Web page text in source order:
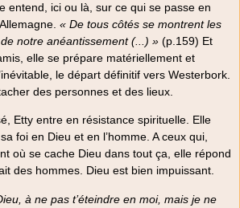
entend, ici ou là, sur ce qui se passe en
« De tous côtés se montrent les
notre anéantissement (...) » (p.159) Et
elle se prépare matériellement et
le départ définitif vers Westerbork.
des personnes et des lieux.
Etty entre en résistance spirituelle. Elle
foi en Dieu et en l’homme. A ceux qui,
où se cache Dieu dans tout ça, elle répond
des hommes. Dieu est bien impuissant.
à ne pas t’éteindre en moi, mais je ne